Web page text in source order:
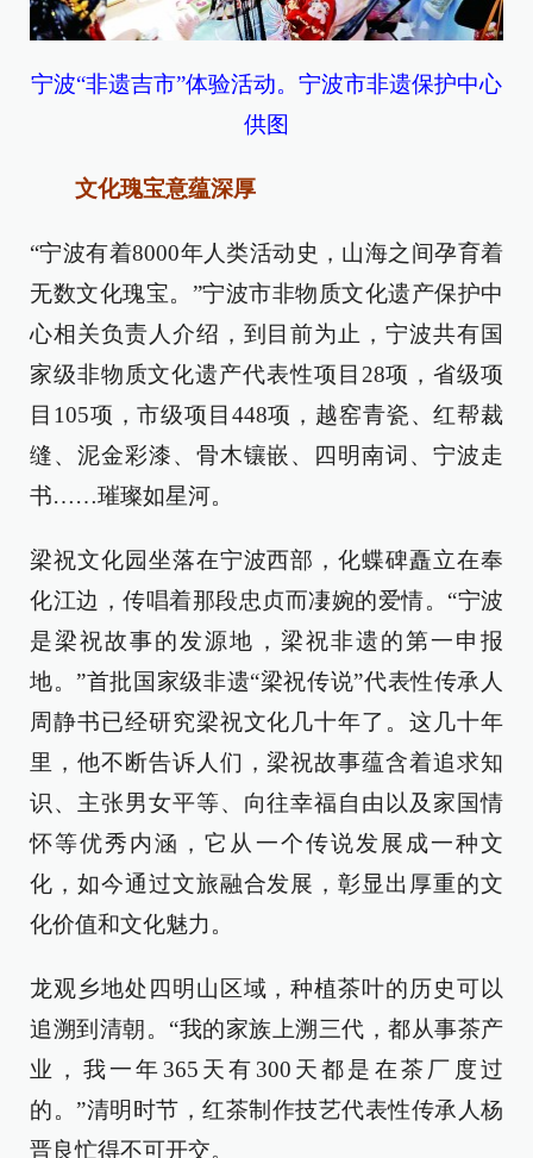
宁波“非遗吉市”体验活动。宁波市非遗保护中心
供图
文化瑰宝意蕴深厚
“宁波有着8000年人类活动史，山海之间孕育着
无数文化瑰宝。”宁波市非物质文化遗产保护中
心相关负责人介绍，到目前为止，宁波共有国
家级非物质文化遗产代表性项目28项，省级项
目105项，市级项目448项，越窑青瓷、红帮裁
缝、泥金彩漆、骨木镶嵌、四明南词、宁波走
书……璀璨如星河。
梁祝文化园坐落在宁波西部，化蝶碑矗立在奉
化江边，传唱着那段忠贞而凄婉的爱情。“宁波
是梁祝故事的发源地，梁祝非遗的第一申报
地。”首批国家级非遗“梁祝传说”代表性传承人
周静书已经研究梁祝文化几十年了。这几十年
里，他不断告诉人们，梁祝故事蕴含着追求知
识、主张男女平等、向往幸福自由以及家国情
怀等优秀内涵，它从一个传说发展成一种文
化，如今通过文旅融合发展，彰显出厚重的文
化价值和文化魅力。
龙观乡地处四明山区域，种植茶叶的历史可以
追溯到清朝。“我的家族上溯三代，都从事茶产
业，我一年365天有300天都是在茶厂度过
的。”清明时节，红茶制作技艺代表性传承人杨
晋良忙得不可开交。